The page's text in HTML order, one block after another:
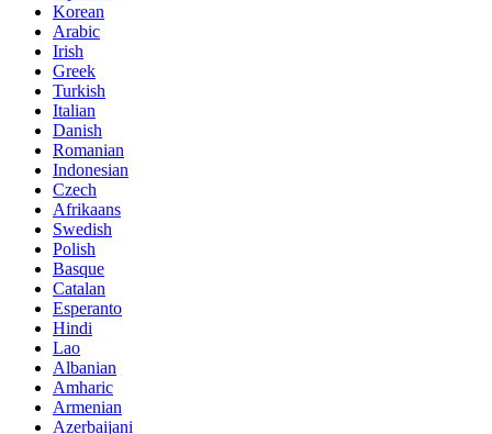
Korean
Arabic
Irish
Greek
Turkish
Italian
Danish
Romanian
Indonesian
Czech
Afrikaans
Swedish
Polish
Basque
Catalan
Esperanto
Hindi
Lao
Albanian
Amharic
Armenian
Azerbaijani